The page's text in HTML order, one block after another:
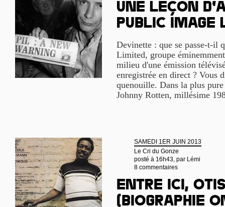
Une leçon
Public Image
Devinette : que se passe-t-il
Limited, groupe
milieu d'une émission
enregistrée en direct ? Vous
quenouille. Dans la plus
Johnny Rotten, millésime
SAMEDI 1ER JUIN 2013
Le Cri du Gonze
posté à 16h43, par Lémi
8 commentaires
Entre ici,
(biographie